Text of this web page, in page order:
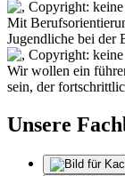
Mit
Jugendliche bei der
Wir wollen ein
sein, der
Unsere